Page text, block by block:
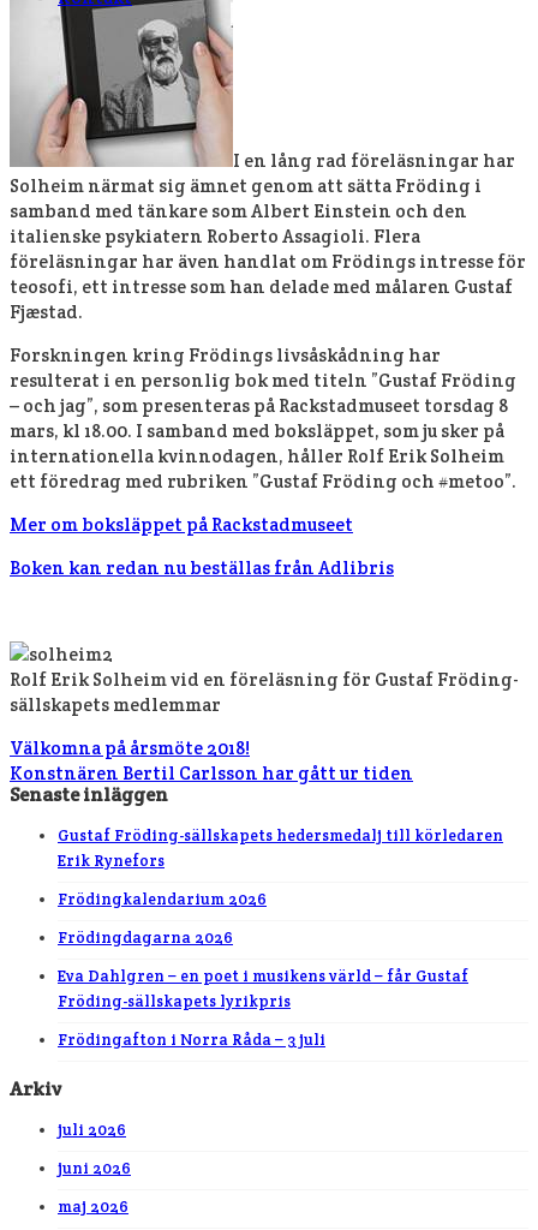
I en lång rad föreläsningar har
Solheim närmat sig ämnet genom att sätta Fröding i
samband med tänkare som Albert Einstein och den
italienske psykiatern Roberto Assagioli. Flera
föreläsningar har även handlat om Frödings intresse för
teosofi, ett intresse som han delade med målaren Gustaf
Fjæstad.
Forskningen kring Frödings livsåskådning har
resulterat i en personlig bok med titeln ”Gustaf Fröding
– och jag”, som presenteras på Rackstadmuseet torsdag 8
mars, kl 18.00. I samband med boksläppet, som ju sker på
internationella kvinnodagen, håller Rolf Erik Solheim
ett föredrag med rubriken ”Gustaf Fröding och #metoo”.
Mer om boksläppet på Rackstadmuseet
Boken kan redan nu beställas från Adlibris
Rolf Erik Solheim vid en föreläsning för Gustaf Fröding-
sällskapets medlemmar
Välkomna på årsmöte 2018!
Konstnären Bertil Carlsson har gått ur tiden
Senaste inläggen
Gustaf Fröding-sällskapets hedersmedalj till körledaren
Erik Rynefors
Frödingkalendarium 2026
Frödingdagarna 2026
Eva Dahlgren – en poet i musikens värld – får Gustaf
Fröding-sällskapets lyrikpris
Frödingafton i Norra Råda – 3 juli
Arkiv
juli 2026
juni 2026
maj 2026